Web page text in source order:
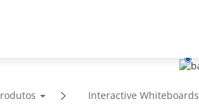
Interactive Whiteboards